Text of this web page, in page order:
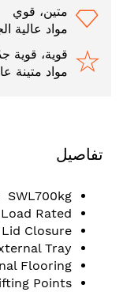
متين، قوي
مواد عالية
قوية، قوية
مواد متينة
تفاصيل
SWL700kg
Load Rated
Closure
Tray
Flooring
Points